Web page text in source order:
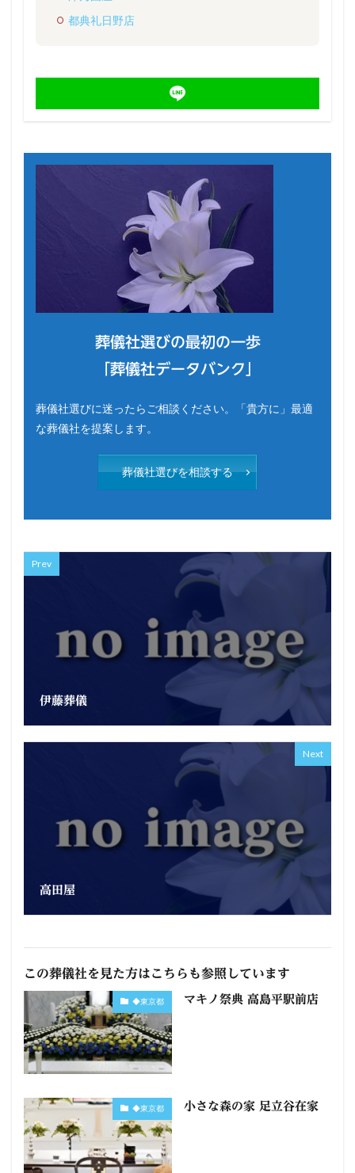
都典礼日野店
葬儀社選びの最初の一歩
「葬儀社データバンク」
葬儀社選びに迷ったらご相談ください。「貴方に」最適
な葬儀社を提案します。
葬儀社選びを相談する
Prev
伊藤葬儀
Next
高田屋
この葬儀社を見た方はこちらも参照しています
◆東京都 マキノ祭典 高島平駅前店
◆東京都 小さな森の家 足立谷在家